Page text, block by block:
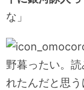
な」
野暮ったい。
れたんだと思う